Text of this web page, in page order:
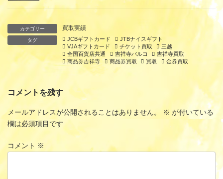
カテゴリー 買取実績
タグ JCBギフトカード
JTBナイスギフト
VJAギフトカード
チケット買取
三越
全国百貨店共通
吉祥寺パルコ
吉祥寺買取
商品券吉祥寺
商品券買取 買取 金券買取
コメントを残す
メールアドレスが公開されることはありません。 ※ が付いている
欄は必須項目です
コメント ※